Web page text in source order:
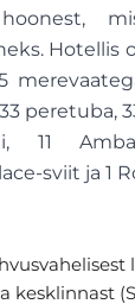
hoonest,
Hotellis
peretuba,
11
sviit ja 1
kesklinnast